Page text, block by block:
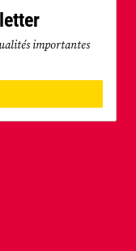
importantes